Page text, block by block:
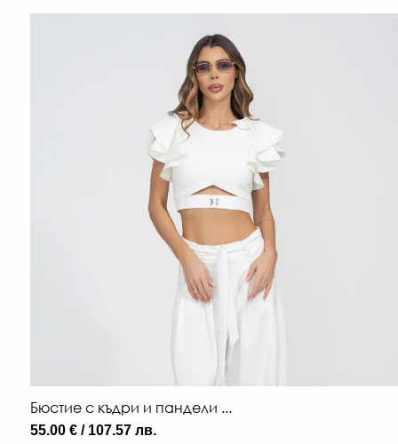
Бюстие с къдри и пандели ...
55.00 € / 107.57 лв.